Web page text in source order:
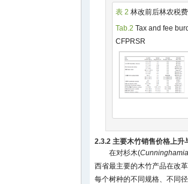
表 2 林改前后林农税
Tab.2 Tax and fee
CFPRSR
2.3.2 主要木竹销售价格上升
在对杉木(
西省最主要的木竹产品在改
每个树种的不同规格、不同